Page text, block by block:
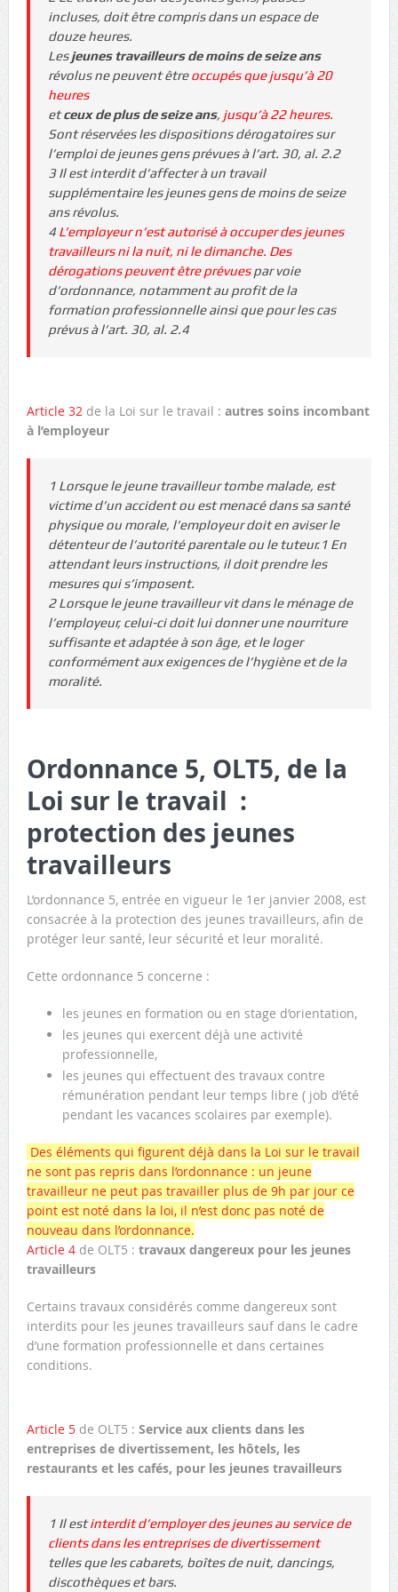
incluses, doit être compris dans un espace de
douze heures.
Lesjeunes travailleurs de moins de seize ans
révolus ne peuvent êtreoccupés que jusqu’à 20
heures
etceux de plus de seize ans, jusqu’à 22 heures.
Sont réservées les dispositions dérogatoires sur
l’emploi de jeunes gens prévues à l’art. 30, al. 2.2
3 Il est interdit d’affecter à un travail
supplémentaire les jeunes gens de moins de seize
ans révolus.
4L’employeur n’est autorisé à occuper des jeunes
travailleurs ni la nuit, ni le dimanche. Des
dérogations peuvent être prévuespar voie
d’ordonnance, notamment au profit de la
formation professionnelle ainsi que pour les cas
prévus à l’art. 30, al. 2.4
Article 32de la Loi sur le travail : autres soins incombant
à l’employeur
1 Lorsque le jeune travailleur tombe malade, est
victime d’un accident ou est menacé dans sa santé
physique ou morale, l’employeur doit en aviser le
détenteur de l’autorité parentale ou le tuteur.1 En
attendant leurs instructions, il doit prendre les
mesures qui s’imposent.
2 Lorsque le jeune travailleur vit dans le ménage de
l’employeur, celui-ci doit lui donner une nourriture
suffisante et adaptée à son âge, et le loger
conformément aux exigences de l’hygiène et de la
moralité.
Ordonnance 5, OLT5, de la
Loi sur le travail :
protection des jeunes
travailleurs
L’ordonnance 5, entrée en vigueur le 1er janvier 2008, est
consacrée à la protection des jeunes travailleurs, afin de
protéger leur santé, leur sécurité et leur moralité.
Cette ordonnance 5 concerne :
les jeunes en formation ou en stage d’orientation,
les jeunes qui exercent déjà une activité
professionnelle,
les jeunes qui effectuent des travaux contre
rémunération pendant leur temps libre ( job d’été
pendant les vacances scolaires par exemple).
Des éléments qui figurent déjà dans la Loi sur le travail
ne sont pas repris dans l’ordonnance : un jeune
travailleur ne peut pas travailler plus de 9h par jour ce
point est noté dans la loi, il n’est donc pas noté de
nouveau dans l’ordonnance.
Article 4de OLT5 : travaux dangereux pour les jeunes
travailleurs
Certains travaux considérés comme dangereux sont
interdits pour les jeunes travailleurs sauf dans le cadre
d’une formation professionnelle et dans certaines
conditions.
Article 5 de OLT5 : Service aux clients dans les
entreprises de divertissement, les hôtels, les
restaurants et les cafés, pour les jeunes travailleurs
1 Il estinterdit d’employer des jeunes au service de
clients dans les entreprises de divertissement
telles que les cabarets, boîtes de nuit, dancings,
discothèques et bars.